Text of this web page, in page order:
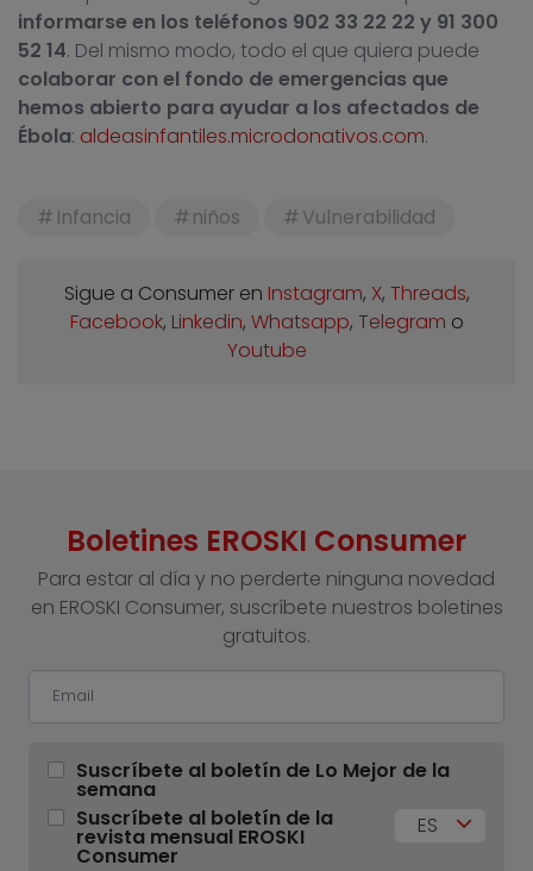
informarse en los teléfonos 902 33 22 22 y 91 300
52 14. Del mismo modo, todo el que quiera puede
colaborar con el fondo de emergencias que
hemos abierto para ayudar a los afectados de
Ébola: aldeasinfantiles.microdonativos.com.
Infancia niños Vulnerabilidad
Sigue a Consumer en Instagram, X, Threads,
Facebook, Linkedin, Whatsapp, Telegram o
Youtube
Boletines EROSKI Consumer
Para estar al día y no perderte ninguna novedad
en EROSKI Consumer, suscríbete nuestros boletines
gratuitos.
Suscríbete al boletín de Lo Mejor de la
semana
Suscríbete al boletín de la
revista mensual EROSKI
Consumer
ES